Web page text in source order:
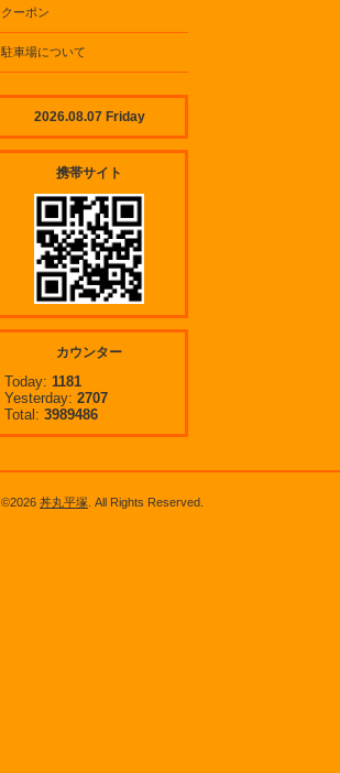
クーポン
駐車場について
2026.08.07 Friday
携帯サイト
カウンター
Today: 1181
Yesterday: 2707
Total: 3989486
©2026 丼丸平塚 . All Rights Reserved.